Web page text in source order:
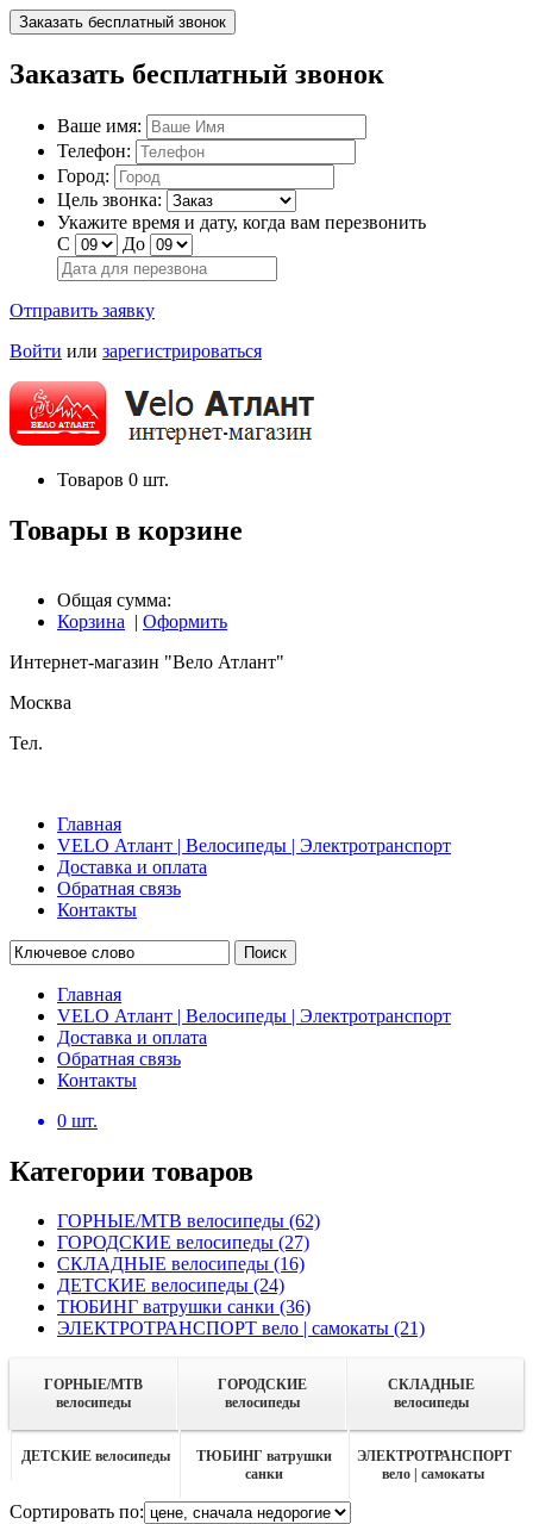
Заказать бесплатный звонок
Заказать бесплатный звонок
Ваше имя:
Телефон:
Город:
Цель звонка:
Укажите время и дату, когда вам перезвонить
С
До
Отправить заявку
Войти или зарегистрироваться
Товаров 0 шт.
Товары в корзине
Общая сумма:
Корзина | Оформить
Интернет-магазин "Вело Атлант"
Москва
Тел.
Главная
VELO Атлант | Велосипеды | Электротранспорт
Доставка и оплата
Обратная связь
Контакты
Поиск
Главная
VELO Атлант | Велосипеды | Электротранспорт
Доставка и оплата
Обратная связь
Контакты
0 шт.
Категории товаров
ГОРНЫЕ/MTB велосипеды (62)
ГОРОДСКИЕ велосипеды (27)
СКЛАДНЫЕ велосипеды (16)
ДЕТСКИЕ велосипеды (24)
ТЮБИНГ ватрушки санки (36)
ЭЛЕКТРОТРАНСПОРТ вело | самокаты (21)
ГОРНЫЕ/MTB
велосипеды
ГОРОДСКИЕ
велосипеды
СКЛАДНЫЕ
велосипеды
ДЕТСКИЕ велосипеды
ТЮБИНГ ватрушки
санки
ЭЛЕКТРОТРАНСПОРТ
вело | самокаты
Сортировать по: